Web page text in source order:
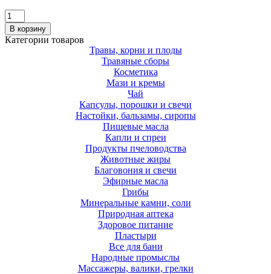
Количество
Герпес
АЛТАЙ
В корзину
Категории товаров
Травы, корни и плоды
Травяные сборы
Косметика
Мази и кремы
Чай
Капсулы, порошки и свечи
Настойки, бальзамы, сиропы
Пищевые масла
Капли и спреи
Продукты пчеловодства
Животные жиры
Благовония и свечи
Эфирные масла
Грибы
Минеральные камни, соли
Природная аптека
Здоровое питание
Пластыри
Все для бани
Народные промыслы
Массажеры, валики, грелки​